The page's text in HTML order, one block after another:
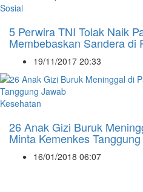
Sosial
5 Perwira TNI Tolak Naik
Membebaskan Sandera di
19/11/2017 20:33
Kesehatan
26 Anak Gizi Buruk
Minta Kemenkes
16/01/2018 06:07